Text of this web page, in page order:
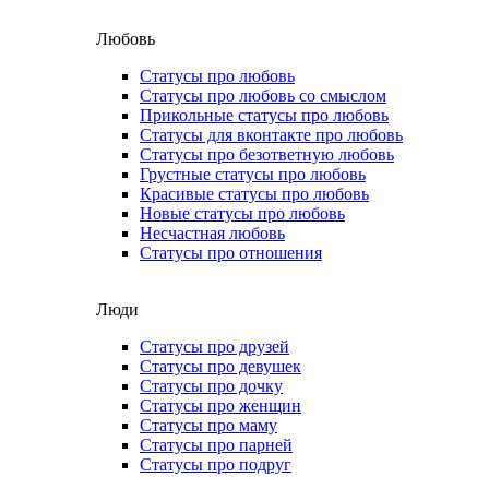
Любовь
Статусы про любовь
Статусы про любовь со смыслом
Прикольные статусы про любовь
Статусы для вконтакте про любовь
Статусы про безответную любовь
Грустные статусы про любовь
Красивые статусы про любовь
Новые статусы про любовь
Несчастная любовь
Статусы про отношения
Люди
Статусы про друзей
Статусы про девушек
Статусы про дочку
Статусы про женщин
Статусы про маму
Статусы про парней
Статусы про подруг